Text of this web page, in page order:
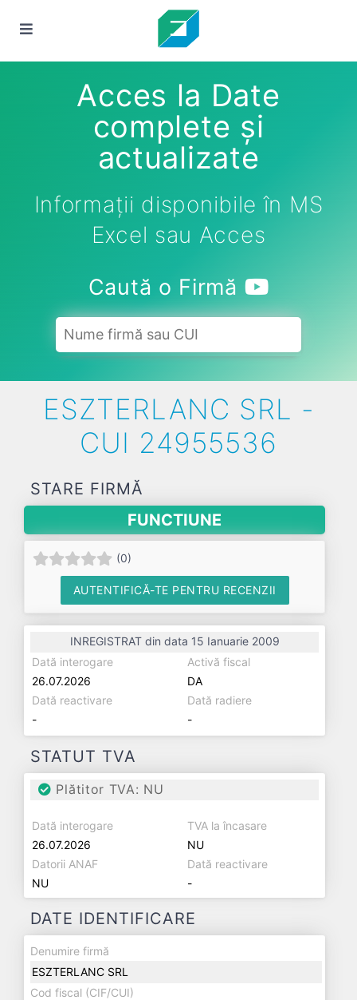
Acces la Date
complete și
actualizate
Informații disponibile în MS
Excel sau Acces
Caută o Firmă
ESZTERLANC SRL -
CUI 24955536
STARE FIRMĂ
FUNCTIUNE
(0)
AUTENTIFICĂ-TE PENTRU RECENZII
INREGISTRAT din data 15 Ianuarie 2009
Dată interogare
26.07.2026
Activă fiscal
DA
Dată reactivare
-
Dată radiere
-
STATUT TVA
Plătitor TVA: NU
Dată interogare
26.07.2026
TVA la încasare
NU
Datorii ANAF
NU
Dată reactivare
-
DATE IDENTIFICARE
Denumire firmă
ESZTERLANC SRL
Cod fiscal (CIF/CUI)